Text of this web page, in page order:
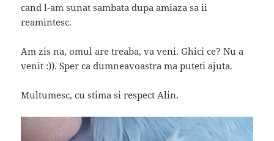
cand l-am sunat sambata dupa amiaza sa ii
reamintesc.
Am zis na, omul are treaba, va veni. Ghici ce? Nu a
venit :)). Sper ca dumneavoastra ma puteti ajuta.
Multumesc, cu stima si respect Alin.